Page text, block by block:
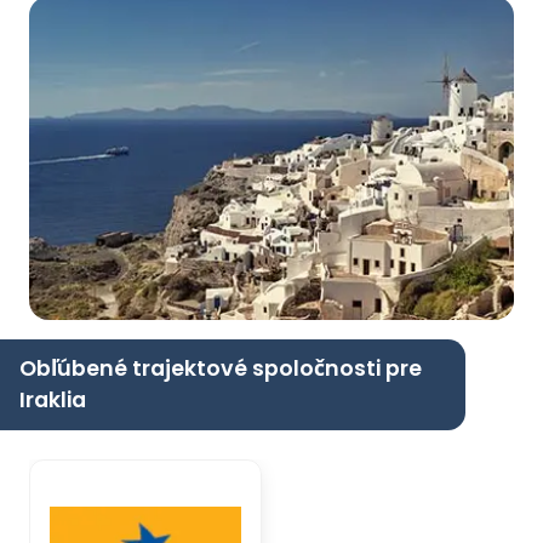
Obľúbené trajektové spoločnosti pre
Iraklia